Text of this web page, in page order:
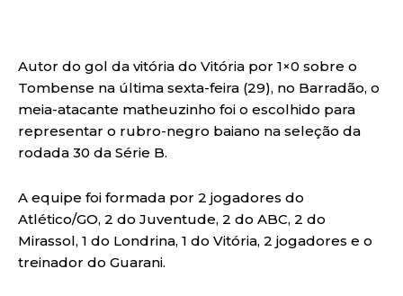
Autor do gol da vitória do Vitória por 1×0 sobre o
Tombense na última sexta-feira (29), no Barradão, o
meia-atacante matheuzinho foi o escolhido para
representar o rubro-negro baiano na seleção da
rodada 30 da Série B.
A equipe foi formada por 2 jogadores do
Atlético/GO, 2 do Juventude, 2 do ABC, 2 do
Mirassol, 1 do Londrina, 1 do Vitória, 2 jogadores e o
treinador do Guarani.